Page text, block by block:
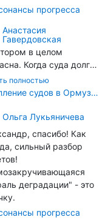
эти самые
по пути
прогресса
Анастасия
Гавердовская
в целом
Когда суда долго
в теплой воде, на их
активно
и потом они
быть перенесены в
регионы. Поэтому
вполне реальная
я бы говорила не
катастрофе,
риске,
нельзя
А так да 👍
полностью
Скопление судов в Ормузском проливе грозит катастрофическим распространением инвазивных видов
Ольга Лукьяничева
спасибо! Как
сильный разбор
деградации" - это
прогресса